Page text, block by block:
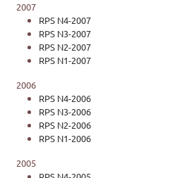
2007
RPS N4-2007
RPS N3-2007
RPS N2-2007
RPS N1-2007
2006
RPS N4-2006
RPS N3-2006
RPS N2-2006
RPS N1-2006
2005